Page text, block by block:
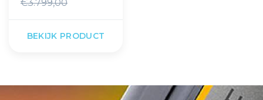
€3.799,00
BEKIJK PRODUCT